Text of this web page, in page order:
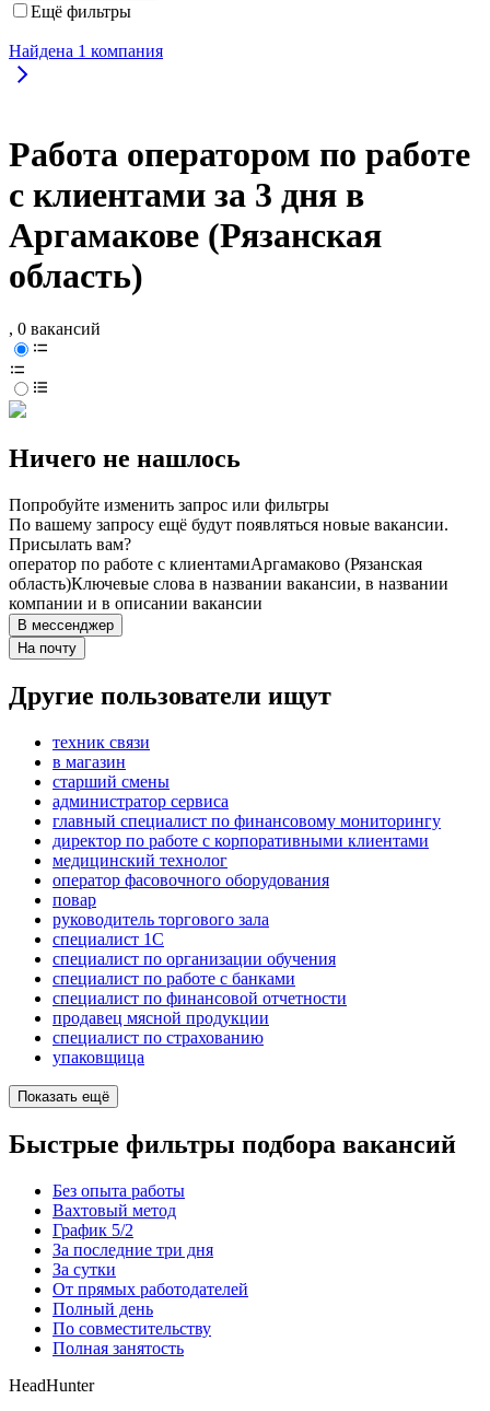
Ещё фильтры
Найдена 1 компания
Работа оператором по работе
с клиентами за 3 дня в
Аргамакове (Рязанская
область)
, 0 вакансий
Ничего не нашлось
Попробуйте изменить запрос или фильтры
По вашему запросу ещё будут появляться новые вакансии.
Присылать вам?
оператор по работе с клиентамиАргамаково (Рязанская
область)Ключевые слова в названии вакансии, в названии
компании и в описании вакансии
В мессенджер
На почту
Другие пользователи ищут
техник связи
в магазин
старший смены
администратор сервиса
главный специалист по финансовому мониторингу
директор по работе с корпоративными клиентами
медицинский технолог
оператор фасовочного оборудования
повар
руководитель торгового зала
специалист 1С
специалист по организации обучения
специалист по работе с банками
специалист по финансовой отчетности
продавец мясной продукции
специалист по страхованию
упаковщица
Показать ещё
Быстрые фильтры подбора вакансий
Без опыта работы
Вахтовый метод
График 5/2
За последние три дня
За сутки
От прямых работодателей
Полный день
По совместительству
Полная занятость
HeadHunter